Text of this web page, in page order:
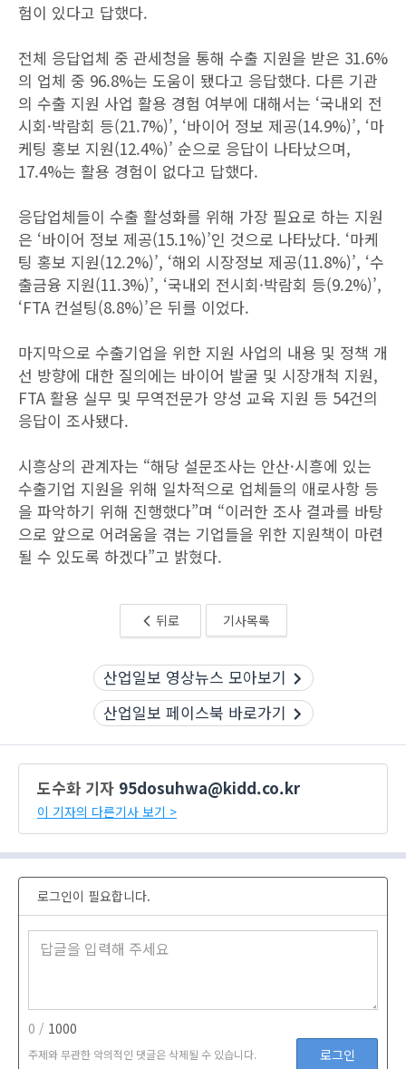
험이 있다고 답했다.
전체 응답업체 중 관세청을 통해 수출 지원을 받은 31.6%
의 업체 중 96.8%는 도움이 됐다고 응답했다. 다른 기관
의 수출 지원 사업 활용 경험 여부에 대해서는 ‘국내외 전
시회·박람회 등(21.7%)’, ‘바이어 정보 제공(14.9%)’, ‘마
케팅 홍보 지원(12.4%)’ 순으로 응답이 나타났으며,
17.4%는 활용 경험이 없다고 답했다.
응답업체들이 수출 활성화를 위해 가장 필요로 하는 지원
은 ‘바이어 정보 제공(15.1%)’인 것으로 나타났다. ‘마케
팅 홍보 지원(12.2%)’, ‘해외 시장정보 제공(11.8%)’, ‘수
출금융 지원(11.3%)’, ‘국내외 전시회·박람회 등(9.2%)’,
‘FTA 컨설팅(8.8%)’은 뒤를 이었다.
마지막으로 수출기업을 위한 지원 사업의 내용 및 정책 개
선 방향에 대한 질의에는 바이어 발굴 및 시장개척 지원,
FTA 활용 실무 및 무역전문가 양성 교육 지원 등 54건의
응답이 조사됐다.
시흥상의 관계자는 “해당 설문조사는 안산·시흥에 있는
수출기업 지원을 위해 일차적으로 업체들의 애로사항 등
을 파악하기 위해 진행했다”며 “이러한 조사 결과를 바탕
으로 앞으로 어려움을 겪는 기업들을 위한 지원책이 마련
될 수 있도록 하겠다”고 밝혔다.
뒤로 기사목록
산업일보 영상뉴스 모아보기
산업일보 페이스북 바로가기
도수화 기자 95dosuhwa@kidd.co.kr
이 기자의 다른기사 보기 >
로그인이 필요합니다.
0 / 1000
주제와 무관한 악의적인 댓글은 삭제될 수 있습니다. 로그인